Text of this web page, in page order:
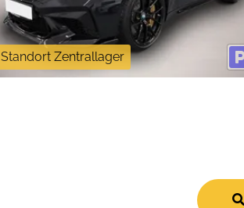
Standort Zentrallager